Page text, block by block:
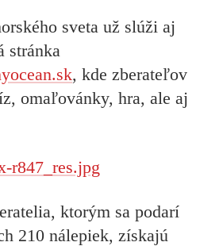
sveta už slúži aj
stránka
, kde zberateľov
omaľovánky, hra, ale aj
ktorým sa podarí
210 nálepiek, získajú